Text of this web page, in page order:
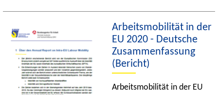
Arbeitsmobilität in der
EU 2020 - Deutsche
Zusammenfassung
(Bericht)
Arbeitsmobilität in der EU